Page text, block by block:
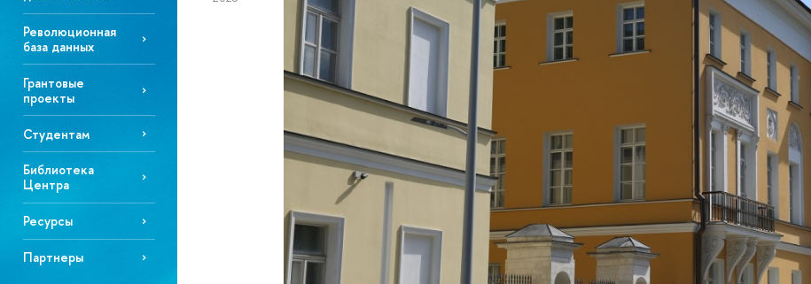
Революционная
база данных
Грантовые
проекты
Студентам
Библиотека
Центра
Ресурсы
Партнеры